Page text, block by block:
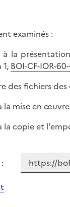
examinés :
à la
BOI-CF-IOR-
des fichiers
la mise en
la copie et